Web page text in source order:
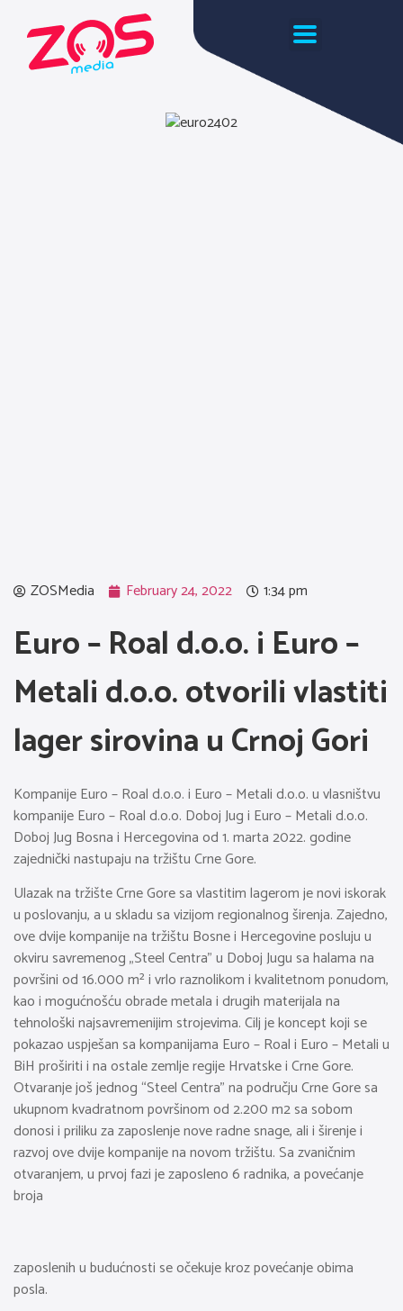
ZOSMedia February 24, 2022 1:34 pm
Euro – Roal d.o.o. i Euro –
Metali d.o.o. otvorili vlastiti
lager sirovina u Crnoj Gori
Kompanije Euro – Roal d.o.o. i Euro – Metali d.o.o. u vlasništvu
kompanije Euro – Roal d.o.o. Doboj Jug i Euro – Metali d.o.o.
Doboj Jug Bosna i Hercegovina od 1. marta 2022. godine
zajednički nastupaju na tržištu Crne Gore.
Ulazak na tržište Crne Gore sa vlastitim lagerom je novi iskorak
u poslovanju, a u skladu sa vizijom regionalnog širenja. Zajedno,
ove dvije kompanije na tržištu Bosne i Hercegovine posluju u
okviru savremenog „Steel Centra” u Doboj Jugu sa halama na
površini od 16.000 m² i vrlo raznolikom i kvalitetnom ponudom,
kao i mogućnošću obrade metala i drugih materijala na
tehnološki najsavremenijim strojevima. Cilj je koncept koji se
pokazao uspješan sa kompanijama Euro – Roal i Euro – Metali u
BiH proširiti i na ostale zemlje regije Hrvatske i Crne Gore.
Otvaranje još jednog “Steel Centra” na području Crne Gore sa
ukupnom kvadratnom površinom od 2.200 m2 sa sobom
donosi i priliku za zaposlenje nove radne snage, ali i širenje i
razvoj ove dvije kompanije na novom tržištu. Sa zvaničnim
otvaranjem, u prvoj fazi je zaposleno 6 radnika, a povećanje
broja
zaposlenih u budućnosti se očekuje kroz povećanje obima
posla.